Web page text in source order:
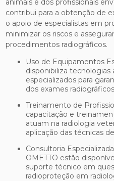
animais e dos profissionais
contribui para a obtenção de
o apoio de especialistas em
minimizar os riscos e
procedimentos radiográficos.
Uso de Equipamentos Específicos: A J. OMETTO
disponibiliza
especializados para
dos exames
Treinamento de Profissionais: A empresa oferece
capacitação e
atuam na radiologia
aplicação das técnicas
Consultoria Especializada: Os especialistas da J.
OMETTO estão
suporte técnico em
radioproteção em